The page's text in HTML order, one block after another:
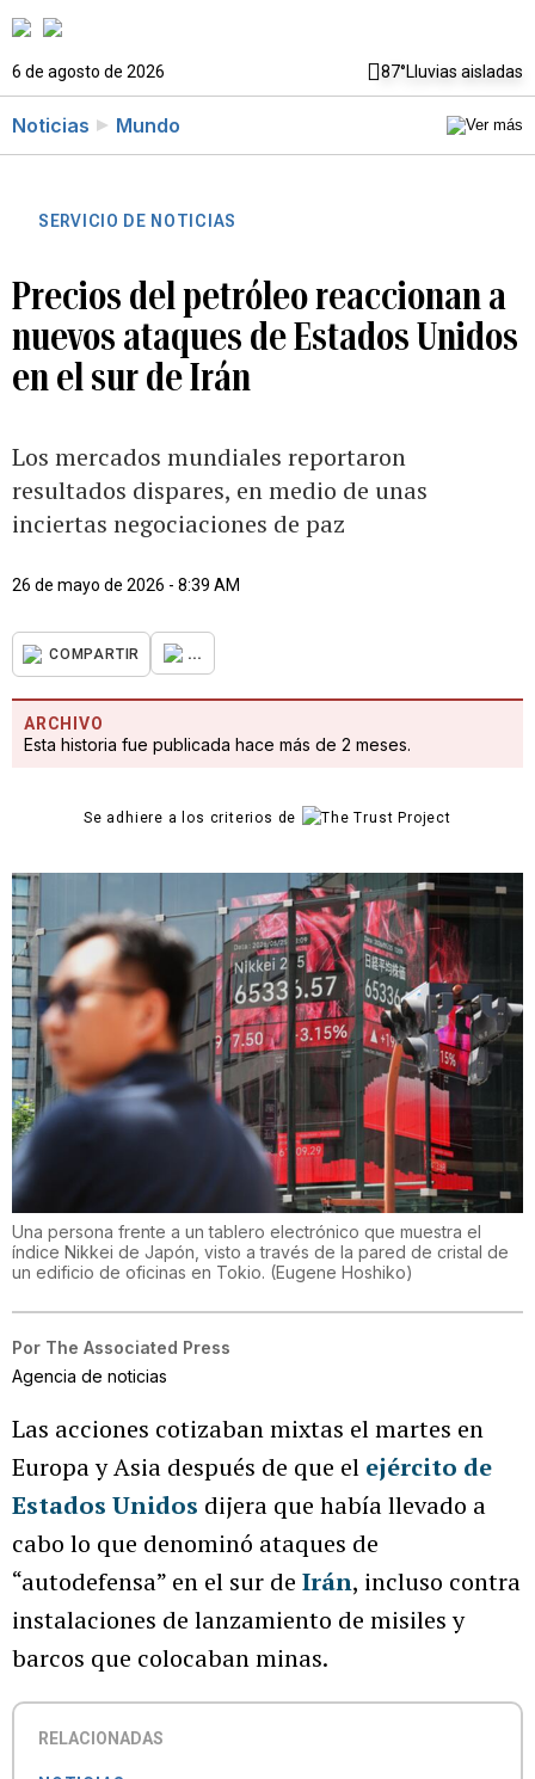
6 de agosto de 2026 87°Lluvias aisladas
Noticias Mundo
SERVICIO DE NOTICIAS
Precios del petróleo reaccionan a
nuevos ataques de Estados Unidos
en el sur de Irán
Los mercados mundiales reportaron
resultados dispares, en medio de unas
inciertas negociaciones de paz
26 de mayo de 2026 - 8:39 AM
COMPARTIR ...
ARCHIVO
Esta historia fue publicada hace más de 2 meses.
Se adhiere a los criterios de
Una persona frente a un tablero electrónico que muestra el
índice Nikkei de Japón, visto a través de la pared de cristal de
un edificio de oficinas en Tokio. (Eugene Hoshiko)
Por The Associated Press
Agencia de noticias
Las acciones cotizaban mixtas el martes en
Europa y Asia después de que el ejército de
Estados Unidos dijera que había llevado a
cabo lo que denominó ataques de
“autodefensa” en el sur de Irán, incluso contra
instalaciones de lanzamiento de misiles y
barcos que colocaban minas.
RELACIONADAS